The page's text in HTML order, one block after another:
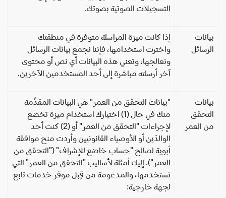
التسجيلات الصوتية بصوتك.
إذا كانت ميزة المراسلة متوفرة في منطقتك
واخترت استخدامها، فإننا نجمع بيانات الرسائل
ونعالجها، وتعني هذه البيانات أي نص أو محتوى
آخر أرسلته مباشرة إلى أحد المستخدمين الآخرين.
العمر
"بيانات التحقق من العمر" هي البيانات المقدَّمة
منك في حال (1) اختيارك استخدام ميزة تخضع
لإجراءات "التحقق من العمر" أو (2) كنت أحد
الوالدَين أو الأوصياء القانونيين وأردت منح موافقة
أبوية لصالح "حساب خاضع للإشراف" ("التحقق من
العمر"). إليك أمثلة لأساليب "التحقق من العمر" التي
نستخدمها، والمدعومة من قِبل موفر خدمات تابع
لجهة خارجية: